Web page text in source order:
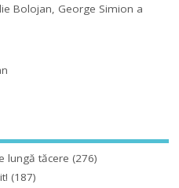
Bolojan, George Simion a
lungă tăcere (276)
(187)